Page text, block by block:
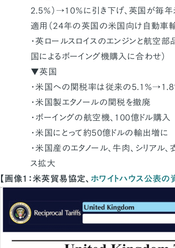
2.5％）→10％に引き下げ、英国が毎
適用（24年の英国の米国向け自動車
・英ロールスロイスのエンジンと航空
国によるボーイング機購入に合わせ）
▼英国
・米国への関税率は従来の5.1％→1.8
・米国製エタノールの関税を撤廃
・ボーイングの航空機、100億ドル購入
・米国にとって約50億ドルの輸出増に
・米国産のエタノール、牛肉、シリアル
ス拡大
【画像1：米英貿易協定、 ホワイトハウス公表の